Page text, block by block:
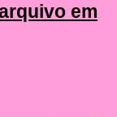
em